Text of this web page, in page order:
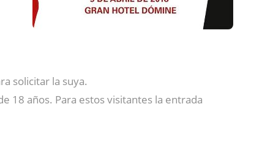
solicitar la suya.
18 años. Para estos visitantes la entrada